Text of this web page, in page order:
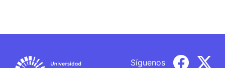
Síguenos